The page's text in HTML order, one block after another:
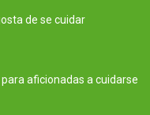
de se cuidar
aficionadas a cuidarse